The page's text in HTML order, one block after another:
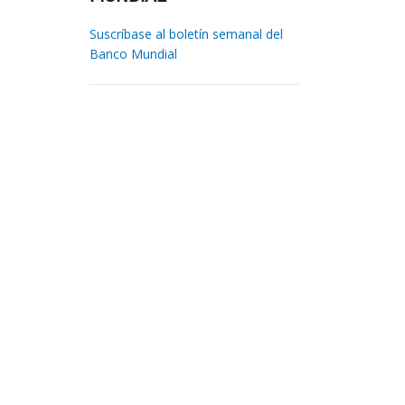
Suscríbase al boletín semanal del
Banco Mundial